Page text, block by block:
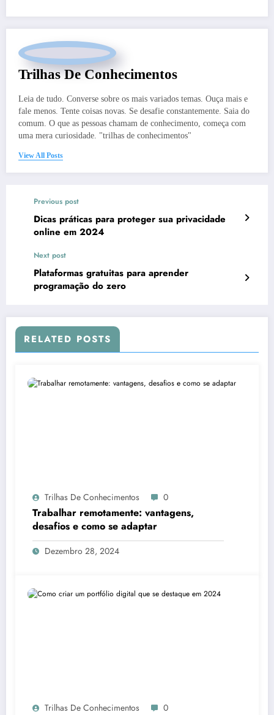
Trilhas De Conhecimentos
Leia de tudo. Converse sobre os mais variados temas. Ouça mais e
fale menos. Tente coisas novas. Se desafie constantemente. Saia do
comum. O que as pessoas chamam de conhecimento, começa com
uma mera curiosidade. "trilhas de conhecimentos"
View All Posts
Previous post
Dicas práticas para proteger sua privacidade
online em 2024
Next post
Plataformas gratuitas para aprender
programação do zero
RELATED POSTS
Trilhas De Conhecimentos 0
Trabalhar remotamente: vantagens,
desafios e como se adaptar
Dezembro 28, 2024
Trilhas De Conhecimentos 0